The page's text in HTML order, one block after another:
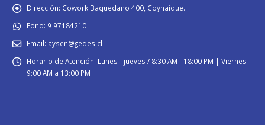
Dirección: Cowork Baquedano 400, Coyhaique.
Fono: 9 97184210
Email: aysen@gedes.cl
Horario de Atención: Lunes - jueves / 8:30 AM - 18:00 PM | Viernes
9:00 AM a 13:00 PM